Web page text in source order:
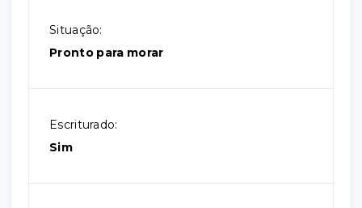
Situação:
Pronto para morar
Escriturado:
Sim